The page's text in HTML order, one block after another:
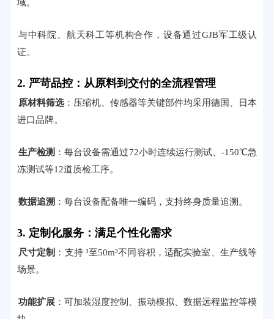
域。
与中科院、航天科工等机构合作，设备通过GJB军工级认
证。
2. 严苛品控：从原料到交付的全流程管理
原材料筛选：压缩机、传感器等关键部件均采用德国、日本
进口品牌。
生产检测 ：每台设备需通过72小时连续运行测试、-150℃急
冻测试等12道质检工序。
数据追溯 ：每台设备配备唯一编码，支持终身质量追溯。
3. 定制化服务：满足个性化需求
尺寸定制 ：支持 ³至50m³不同容积，适配实验室、生产线等
场景。
功能扩展：可加装湿度控制、振动模拟、数据远程监控等模